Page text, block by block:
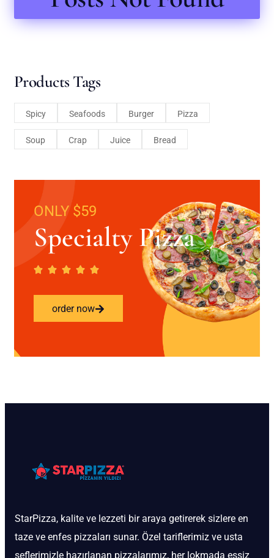
Products Tags
Spicy Seafoods Burger Pizza
Soup Crap Juice Bread
ONLY $59
Specialty Pizza
order now
StarPizza, kalite ve lezzeti bir araya getirerek sizlere en
taze ve enfes pizzaları sunar. Özel tariflerimiz ve usta
şeflerimizle hazırlanan pizzalarımız, her lokmada eşsiz